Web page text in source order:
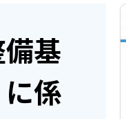
基
係